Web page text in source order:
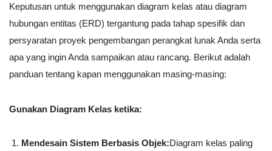
Keputusan untuk menggunakan diagram kelas atau diagram
hubungan entitas (ERD) tergantung pada tahap spesifik dan
persyaratan proyek pengembangan perangkat lunak Anda serta
apa yang ingin Anda sampaikan atau rancang. Berikut adalah
panduan tentang kapan menggunakan masing-masing:
Gunakan Diagram Kelas ketika:
Mendesain Sistem Berbasis Objek:Diagram kelas paling